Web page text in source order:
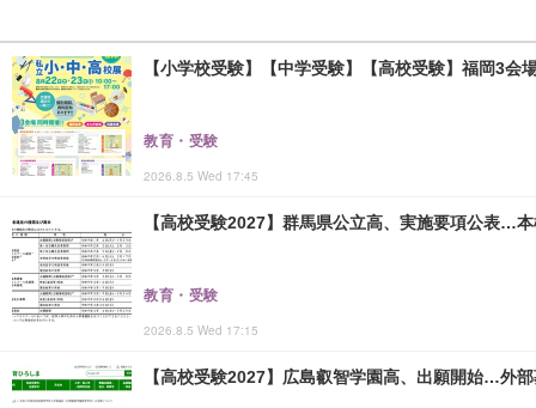
【小学校受験】【中学受験】【高校受験】福岡3会
教育・受験
2026.8.5 Wed 17:45
【高校受験2027】群馬県公立高、実施要項公表…
教育・受験
2026.8.5 Wed 17:15
【高校受験2027】広島叡智学園高、出願開始…外